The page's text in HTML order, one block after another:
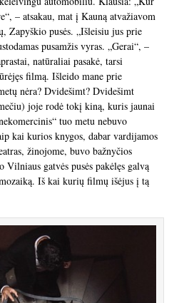
– atsakau, mat į Kauną atvažiavom
Zapyškio pusės. „Išleisiu jus prie
pusamžis vyras. „Gerai“, –
natūraliai pasakė, tarsi
filmą. Išleido mane prie
nėra? Dvidešimt? Dvidešimt
joje rodė tokį kiną, kuris jaunai
tuo metu nebuvo
kai kurios knygos, dabar vardijamos
žinojome, buvo bažnyčios
Vilniaus gatvės pusės pakėlęs galvą
Iš kai kurių filmų išėjus į tą